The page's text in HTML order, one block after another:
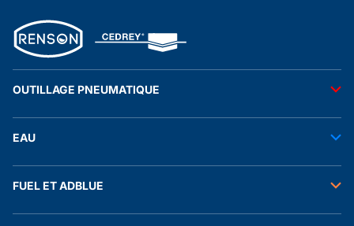
OUTILLAGE PNEUMATIQUE
Accessoires pneumatiques
EAU
Tuyaux
Raccords et autres accessoires
FUEL ET ADBLUE